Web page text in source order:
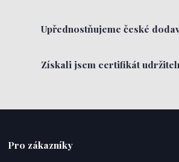
Upřednostňujeme české
Získali jsem certifikát
Pro zákazníky